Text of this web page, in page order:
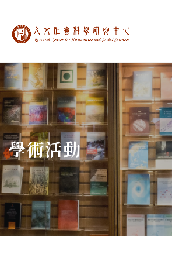
中央研究院人
:::
學術活動